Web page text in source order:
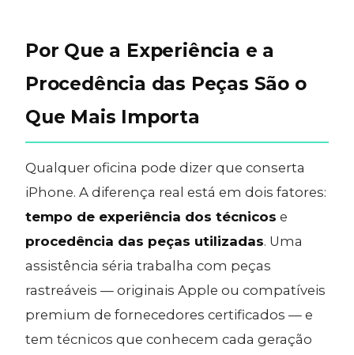
Por Que a Experiência e a
Procedência das Peças São o
Que Mais Importa
Qualquer oficina pode dizer que conserta
iPhone. A diferença real está em dois fatores:
tempo de experiência dos técnicos e
procedência das peças utilizadas. Uma
assistência séria trabalha com peças
rastreáveis — originais Apple ou compatíveis
premium de fornecedores certificados — e
tem técnicos que conhecem cada geração